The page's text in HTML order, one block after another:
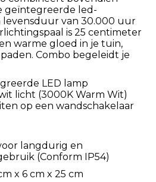
geïntegreerde led-
levensduur van 30.000 uur
is 25 centimeter
warme gloed in je tuin,
Combo begeleidt je
LED lamp
licht (3000K Warm Wit)
op een wandschakelaar
langdurig en
(Conform IP54)
x 6 cm x 25 cm